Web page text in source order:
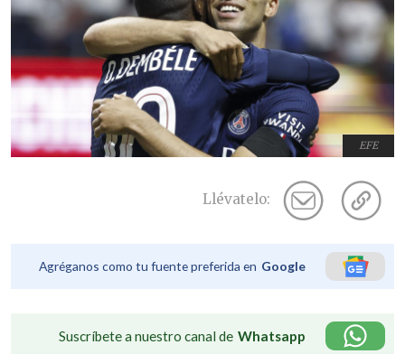
EFE
Llévatelo:
Agréganos como tu fuente preferida en Google
Suscríbete a nuestro canal de Whatsapp